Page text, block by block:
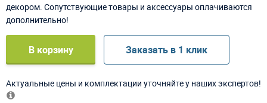
декором. Сопутствующие товары и аксессуары оплачиваются
дополнительно!
В корзину Заказать в 1 клик
Актуальные цены и комплектации уточняйте у наших экспертов!